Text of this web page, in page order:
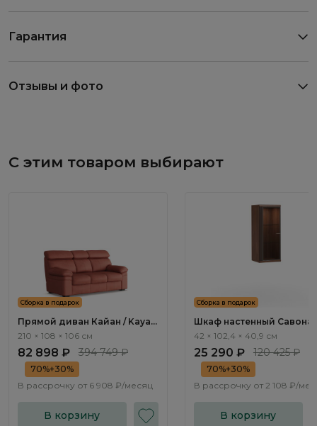
Гарантия
Отзывы и фото
С этим товаром выбирают
Сборка в подарок
Прямой диван Кайан / Kayan
ММ111.18
210 × 108 × 106 см
82 898 ₽ 394 749 ₽
70%+30%
В рассрочку от 6 908 ₽/месяц
В корзину
Сборка в подарок
Шкаф настенный Савона /
Savona AS2423.0
42 × 102,4 × 40,9 см
25 290 ₽ 120 425 ₽
70%+30%
В рассрочку от 2 108 ₽/
В корзину